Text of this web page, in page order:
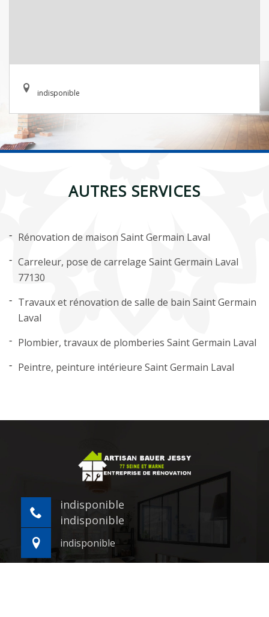
indisponible
AUTRES SERVICES
Rénovation de maison Saint Germain Laval
Carreleur, pose de carrelage Saint Germain Laval
77130
Travaux et rénovation de salle de bain Saint Germain
Laval
Plombier, travaux de plomberies Saint Germain Laval
Peintre, peinture intérieure Saint Germain Laval
indisponible
indisponible
indisponible